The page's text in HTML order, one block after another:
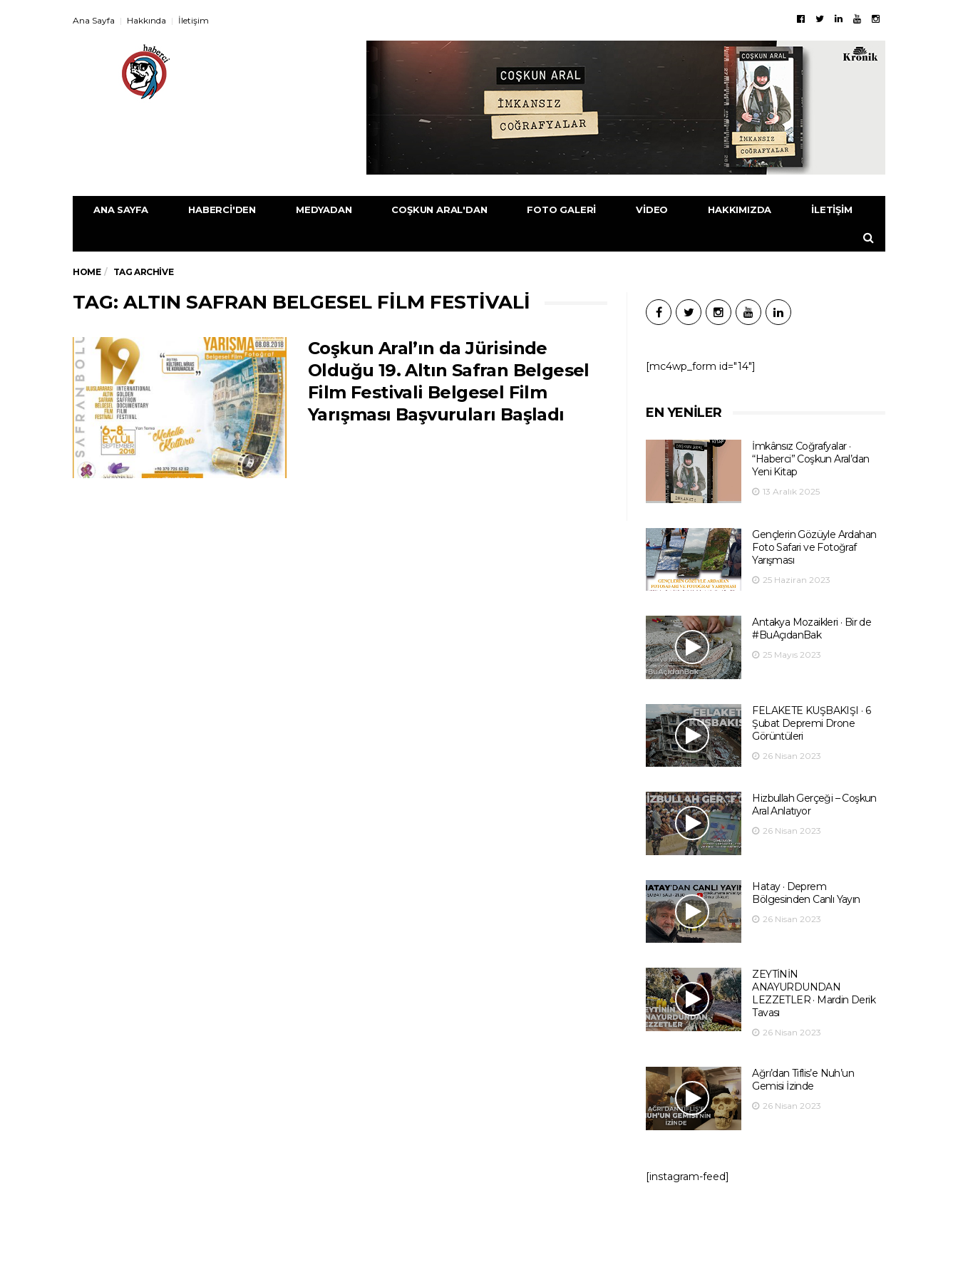
Ana Sayfa Hakkında İletişim
ANA SAYFA HABERCI'DEN MEDYADAN COŞKUN ARAL'DAN FOTO GALERI VIDEO HAKKIMIZDA İLETIŞIM
HOME TAG ARCHIVE
TAG: ALTIN SAFRAN BELGESEL FILM FESTIVALI
Coşkun Aral’ın da Jürisinde
Olduğu 19. Altın Safran Belgesel
Film Festivali Belgesel Film
Yarışması Başvuruları Başladı
[mc4wp_form id="14"]
EN YENILER
İmkânsız Coğrafyalar ·
“Haberci” Coşkun Aral’dan
Yeni Kitap
13 Aralık 2025
Gençlerin Gözüyle Ardahan
Foto Safari ve Fotoğraf
Yarışması
25 Haziran 2023
Antakya Mozaikleri · Bir de
#BuAçıdanBak
25 Mayıs 2023
FELAKETE KUŞBAKIŞI · 6
Şubat Depremi Drone
Görüntüleri
26 Nisan 2023
Hizbullah Gerçeği – Coşkun
Aral Anlatıyor
26 Nisan 2023
Hatay · Deprem
Bölgesinden Canlı Yayın
26 Nisan 2023
ZEYTİNİN
ANAYURDUNDAN
LEZZETLER · Mardin Derik
Tavası
26 Nisan 2023
Ağrı’dan Tiflis’e Nuh’un
Gemisi İzinde
26 Nisan 2023
[instagram-feed]